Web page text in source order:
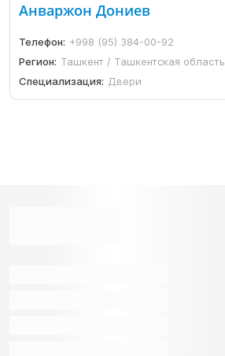
Анваржон Дониев
Телефон: +998 (95) 384-00-92
Регион: Ташкент / Ташкентская область
Специализация: Двери